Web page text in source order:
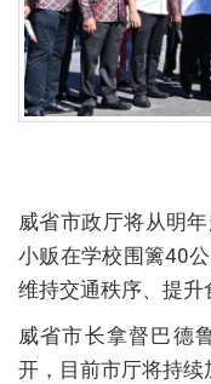
威省市政厅将从明
小贩在学校围篱40
维持交通秩序、提升
威省市长拿督巴德
开，目前市厅将持续